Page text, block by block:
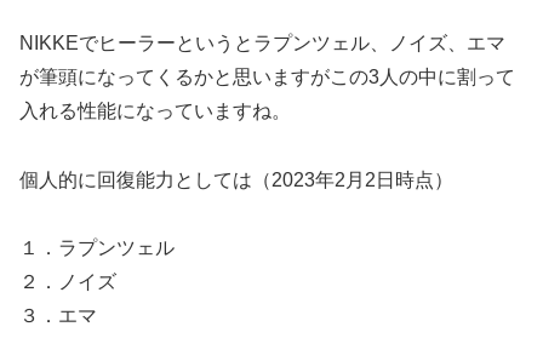
NIKKEでヒーラーというとラプンツェル、ノイズ、エマ
が筆頭になってくるかと思いますがこの3人の中に割って
入れる性能になっていますね。
個人的に回復能力としては（2023年2月2日時点）
１．ラプンツェル
２．ノイズ
３．エマ